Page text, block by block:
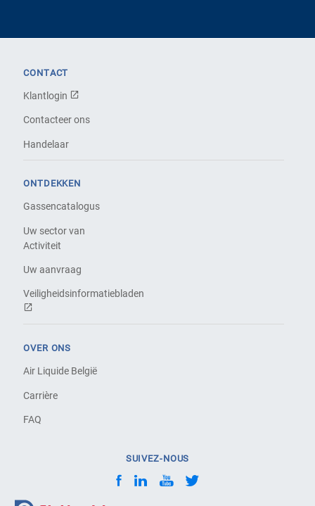
CONTACT
Klantlogin
Contacteer ons
Handelaar
ONTDEKKEN
Gassencatalogus
Uw sector van
Activiteit
Uw aanvraag
Veiligheidsinformatiebladen
OVER ONS
Air Liquide België
Carrière
FAQ
SUIVEZ-NOUS